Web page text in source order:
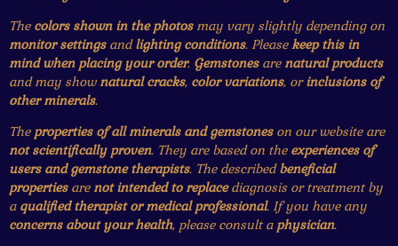
The colors shown in the photosmay vary slightly depending on
monitor settingsandlighting conditions. Pleasekeep this in
mind when placing your order. Gemstonesarenatural products
and may shownatural cracks, color variations, orinclusions of
other minerals.
The properties of all minerals and gemstoneson our website are
not scientifically proven. They are based on the experiences of
users and gemstone therapists. The describedbeneficial
propertiesarenot intended to replacediagnosis or treatment by
a qualified therapist or medical professional. If you have any
concerns about your health, please consult a physician.